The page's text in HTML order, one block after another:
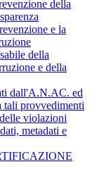
della
e la
della
e della
dall'A.N.AC. ed
tali provvedimenti
violazioni
metadati e